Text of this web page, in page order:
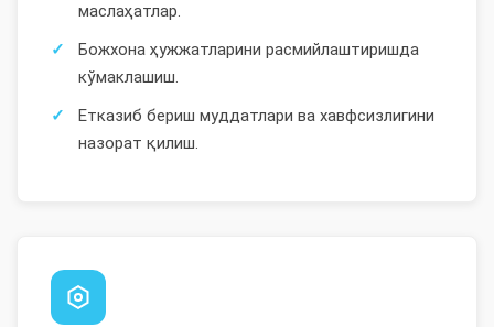
маслаҳатлар.
Божхона ҳужжатларини расмийлаштиришда
кўмаклашиш.
Етказиб бериш муддатлари ва хавфсизлигини
назорат қилиш.